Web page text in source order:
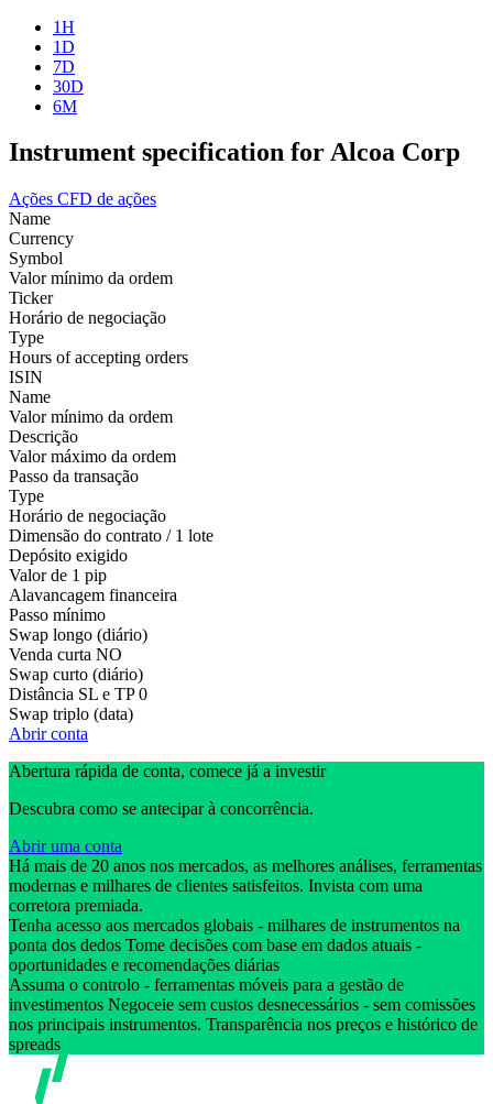
1H
1D
7D
30D
6M
Instrument specification for Alcoa Corp
Ações CFD de ações
Name
Currency
Symbol
Valor mínimo da ordem
Ticker
Horário de negociação
Type
Hours of accepting orders
ISIN
Name
Valor mínimo da ordem
Descrição
Valor máximo da ordem
Passo da transação
Type
Horário de negociação
Dimensão do contrato / 1 lote
Depósito exigido
Valor de 1 pip
Alavancagem financeira
Passo mínimo
Swap longo (diário)
Venda curta NO
Swap curto (diário)
Distância SL e TP 0
Swap triplo (data)
Abrir conta
Abertura rápida de conta, comece já a investir
Descubra como se antecipar à concorrência.
Abrir uma conta
Há mais de 20 anos nos mercados, as melhores análises, ferramentas
modernas e milhares de clientes satisfeitos. Invista com uma
corretora premiada.
Tenha acesso aos mercados globais - milhares de instrumentos na
ponta dos dedos Tome decisões com base em dados atuais -
oportunidades e recomendações diárias
Assuma o controlo - ferramentas móveis para a gestão de
investimentos Negoceie sem custos desnecessários - sem comissões
nos principais instrumentos. Transparência nos preços e histórico de
spreads